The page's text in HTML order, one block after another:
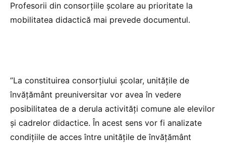
Profesorii din consorțiile școlare au prioritate la
mobilitatea didactică mai prevede documentul.
”La constituirea consorțiului școlar, unitățile de
învățământ preuniversitar vor avea în vedere
posibilitatea de a derula activități comune ale elevilor
și cadrelor didactice. În acest sens vor fi analizate
condițiile de acces între unitățile de învățământ